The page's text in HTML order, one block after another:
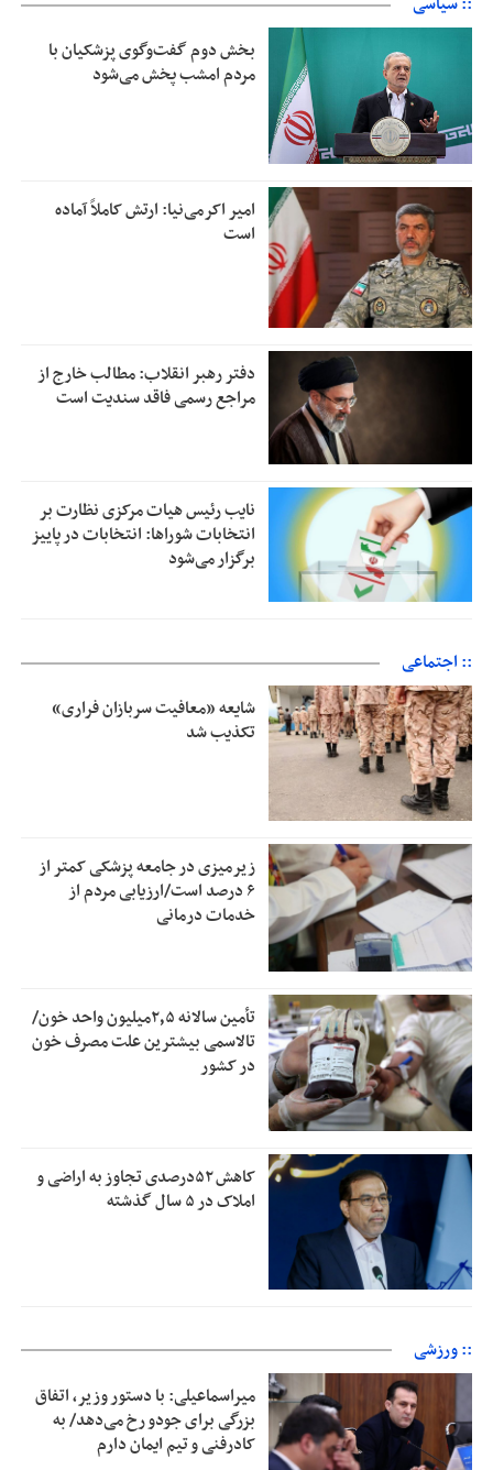
بخش دوم گفت‌وگوی پزشکیان با
مردم امشب پخش می‌شود
امیر اکرمی‌نیا: ارتش کاملاً آماده
است
دفتر رهبر انقلاب: مطالب خارج از
مراجع رسمی فاقد سندیت است
نایب رئیس هیات مرکزی نظارت بر
انتخابات شوراها: انتخابات در پاییز
برگزار می‌شود
:: اجتماعی
شایعه «معافیت سربازان فراری»
تکذیب شد
زیرمیزی در جامعه پزشکی کمتر از
۶ درصد است/ارزیابی مردم از
خدمات درمانی
تأمین سالانه ۲٫۵میلیون واحد خون/
تالاسمی بیشترین علت مصرف‌ خون
در کشور
کاهش ۵۲درصدی تجاوز به اراضی و
املاک در ۵ سال گذشته
:: ورزشی
میراسماعیلی: با دستور وزیر، اتفاق
بزرگی برای جودو رخ می‌دهد/ به
کادرفنی و تیم ایمان دارم